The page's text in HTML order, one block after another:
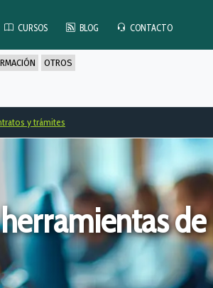
CURSOS BLOG CONTACTO
OTROS
y trámites